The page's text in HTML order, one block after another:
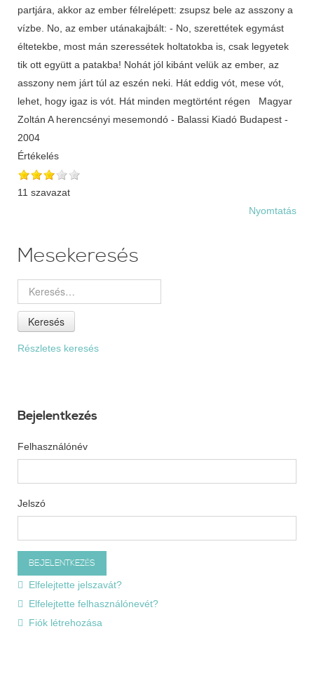
partjára, akkor az ember félrelépett: zsupsz bele az asszony a
vízbe. No, az ember utánakajbált: - No, szerettétek egymást
éltetekbe, most mán szeressétek holtatokba is, csak legyetek
tik ott együtt a patakba! Nohát jól kibánt velük az ember, az
asszony nem járt túl az eszén neki. Hát eddig vót, mese vót,
lehet, hogy igaz is vót. Hát minden megtörtént régen Magyar
Zoltán A herencsényi mesemondó - Balassi Kiadó Budapest -
2004
Értékelés
11 szavazat
Nyomtatás
Mesekeresés
Keresés
Részletes keresés
Bejelentkezés
Felhasználónév
Jelszó
Elfelejtette jelszavát?
Elfelejtette felhasználónevét?
Fiók létrehozása